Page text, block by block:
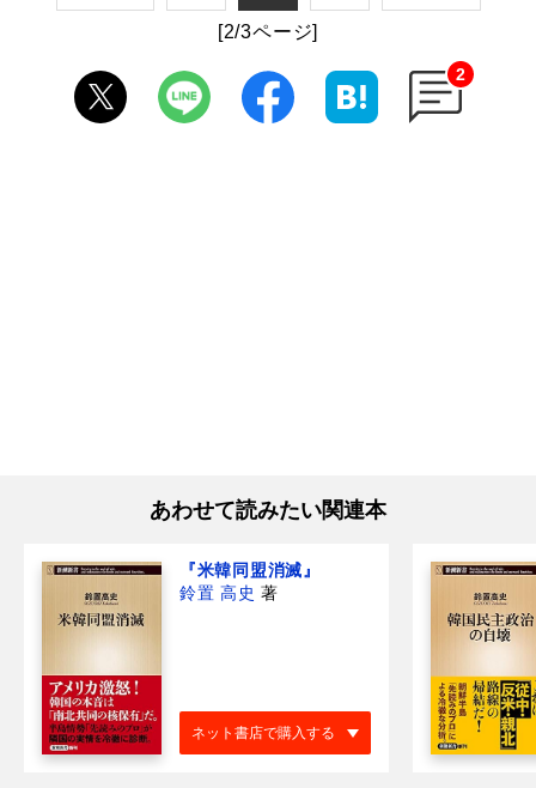
[2/3ページ]
2
あわせて読みたい関連本
『米韓同盟消滅』
鈴置 高史 著
ネット書店で購入する